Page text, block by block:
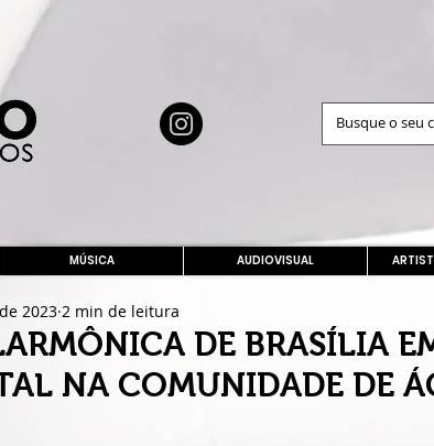
MÚSICA AUDIOVISUAL
DE BRASÍLIA
NA COMUNIDADE DE
2023 2 min de leitura